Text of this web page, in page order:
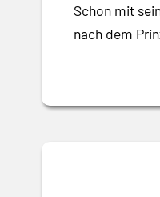
Schon mit
nach dem